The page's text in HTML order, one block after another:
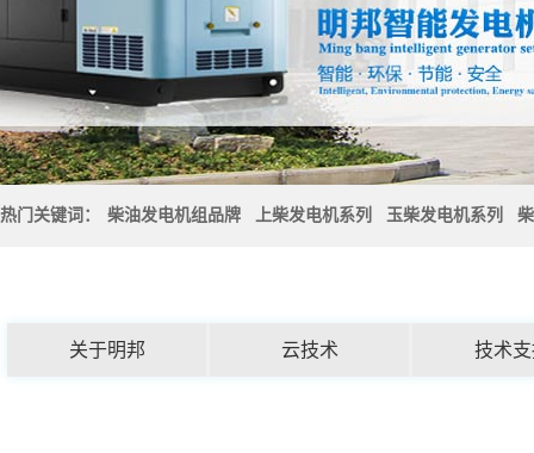
热门关键词： 柴油发电机组品牌 上柴发电机系列 玉柴发电机系列
关于明邦 云技术 技术